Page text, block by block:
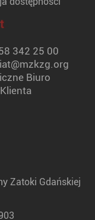
342 25 00
Biuro
Zatoki Gdańskiej